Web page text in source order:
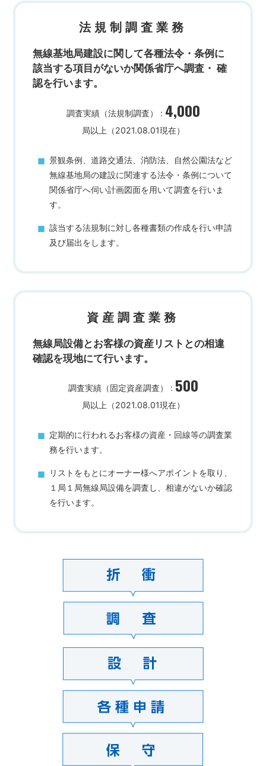
法規制調査業務
無線基地局建設に関して各種法令・条例に
該当する項目がないか関係省庁へ調査・ 確
認を行います。
調査実績（法規制調査） : 4,000
局以上（2021.08.01現在）
景観条例、道路交通法、消防法、自然公園法など
無線基地局の建設に関連する法令・条例について
関係省庁へ伺い計画図面を用いて調査を行いま
す。
該当する法規制に対し各種書類の作成を行い申請
及び届出をします。
資産調査業務
無線局設備とお客様の資産リストとの相違
確認を現地にて行います。
調査実績（固定資産調査） : 500
局以上（2021.08.01現在）
定期的に行われるお客様の資産・回線等の調査業
務を行います。
リストをもとにオーナー様へアポイントを取り、
１局１局無線局設備を調査し、相違がないか確認
を行います。